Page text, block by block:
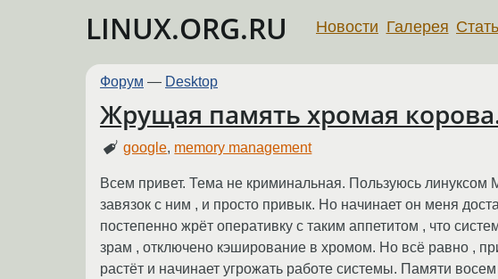
LINUX.ORG.RU Новости Галерея
Форум — Desktop
Жрущая память хромая
google, memory management
Всем привет. Тема не криминальная. Пользуюсь линуксом
завязок с ним , и просто привык. Но начинает он меня
постепенно жрёт оперативку с таким аппетитом , что
зрам , отключено кэширование в хромом. Но всё равно ,
растёт и начинает угрожать работе системы. Памяти восем